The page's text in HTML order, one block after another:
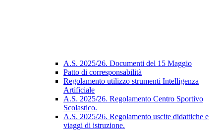
A.S. 2025/26. Documenti del 15 Maggio
Patto di corresponsabilità
Regolamento utilizzo strumenti Intelligenza
Artificiale
A.S. 2025/26. Regolamento Centro Sportivo
Scolastico.
A.S. 2025/26. Regolamento uscite didattiche e
viaggi di istruzione.